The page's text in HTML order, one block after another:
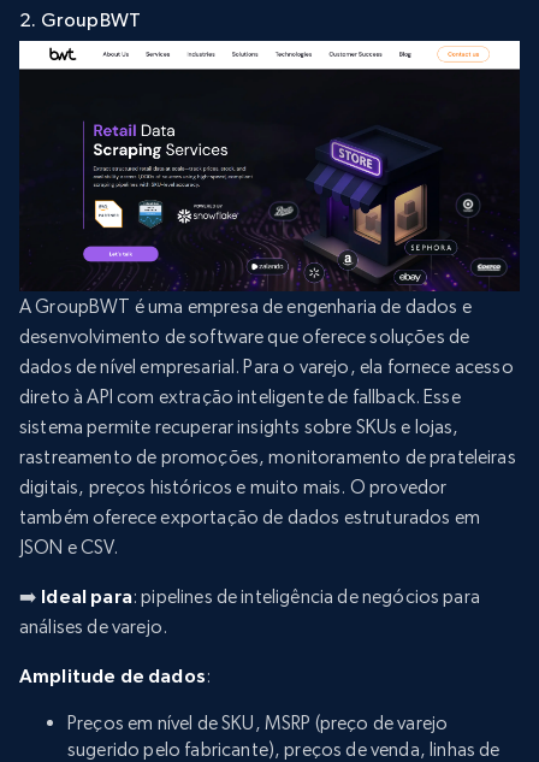
2. GroupBWT
A GroupBWT é uma empresa de engenharia de dados e
desenvolvimento de software que oferece soluções de
dados de nível empresarial. Para o varejo, ela fornece acesso
direto à API com extração inteligente de fallback. Esse
sistema permite recuperar insights sobre SKUs e lojas,
rastreamento de promoções, monitoramento de prateleiras
digitais, preços históricos e muito mais. O provedor
também oferece exportação de dados estruturados em
JSON e CSV.
➡️ Ideal para: pipelines de inteligência de negócios para
análises de varejo.
Amplitude de dados:
Preços em nível de SKU, MSRP (preço de varejo
sugerido pelo fabricante), preços de venda, linhas de